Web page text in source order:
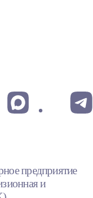
предприятие
и